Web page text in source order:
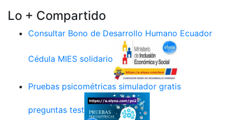
Lo + Compartido
Consultar Bono de Desarrollo Humano Ecuador
Cédula MIES solidario
Pruebas psicométricas simulador gratis
preguntas test